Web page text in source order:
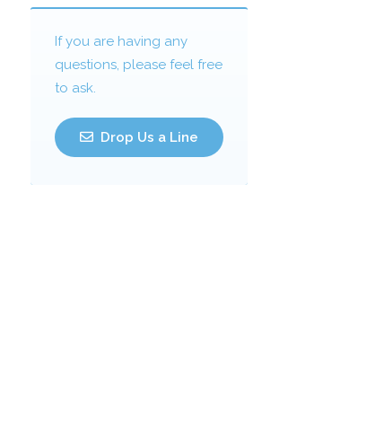
If you are having any
questions, please feel free
to ask.
Drop Us a Line